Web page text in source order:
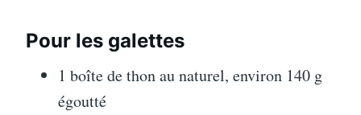
Pour les galettes
1 boîte de thon au naturel, environ 140 g
égoutté